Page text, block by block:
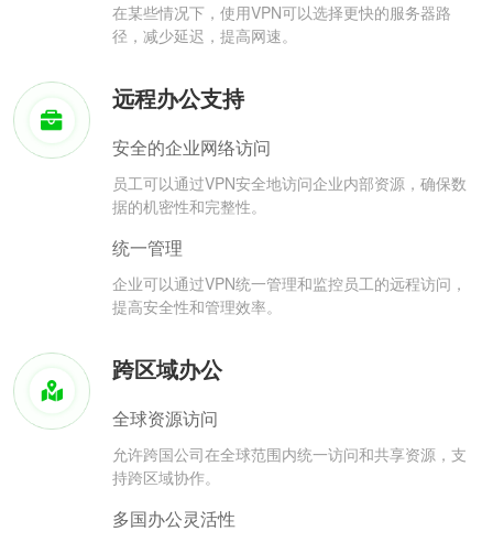
在某些情况下，使用VPN可以选择更快的服务器路
径，减少延迟，提高网速。
远程办公支持
安全的企业网络访问
员工可以通过VPN安全地访问企业内部资源，确保数
据的机密性和完整性。
统一管理
企业可以通过VPN统一管理和监控员工的远程访问，
提高安全性和管理效率。
跨区域办公
全球资源访问
允许跨国公司在全球范围内统一访问和共享资源，支
持跨区域协作。
多国办公灵活性